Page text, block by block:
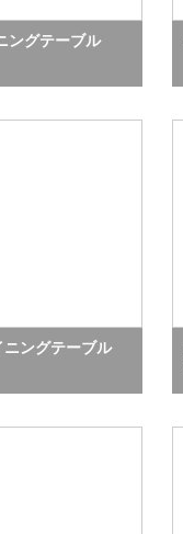
ングテーブル
ニングテーブル